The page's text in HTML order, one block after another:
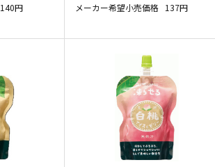
140円 メーカー希望小売価格 137円